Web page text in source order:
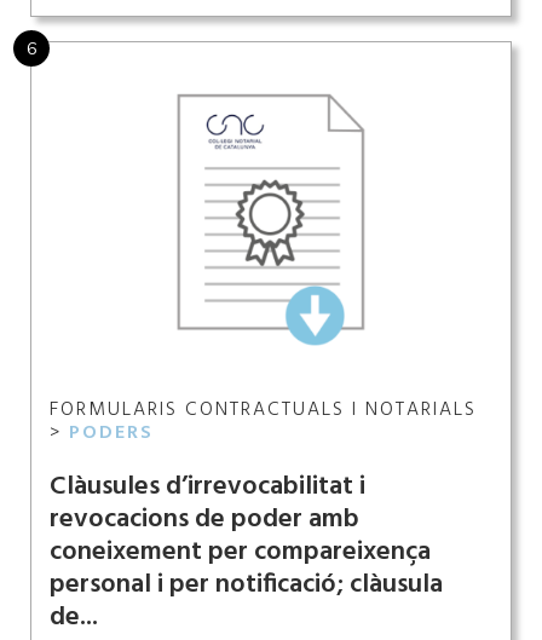
6
FORMULARIS CONTRACTUALS I NOTARIALS
> PODERS
Clàusules d’irrevocabilitat i
revocacions de poder amb
coneixement per compareixença
personal i per notificació; clàusula
de...